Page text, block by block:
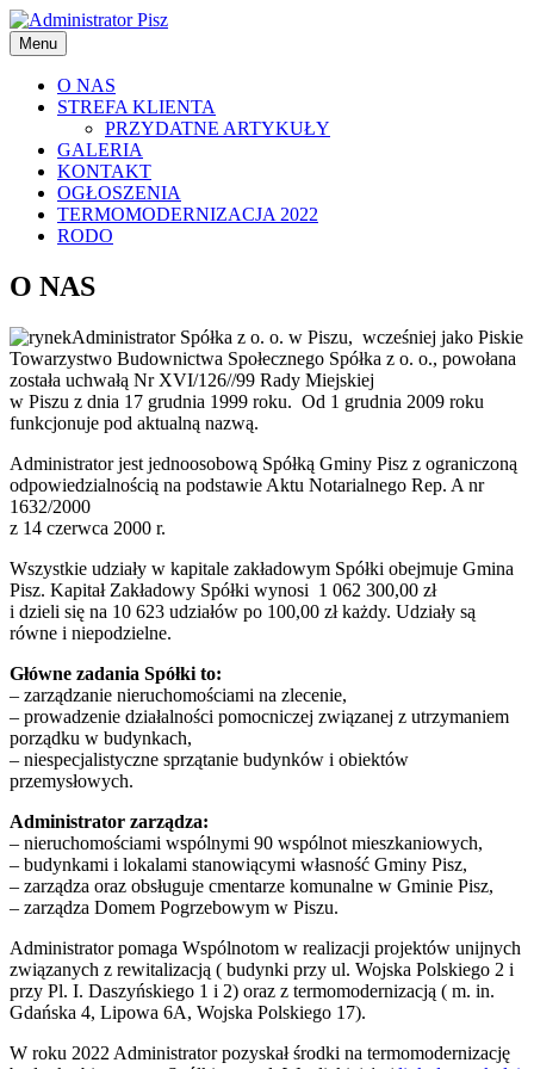
Przeskocz
do
treści
Administrator Pisz
Menu
Menu
główne
O NAS
STREFA KLIENTA
PRZYDATNE ARTYKUŁY
GALERIA
KONTAKT
OGŁOSZENIA
TERMOMODERNIZACJA 2022
RODO
O NAS
Administrator Spółka z o. o. w Piszu, wcześniej jako Piskie
Towarzystwo Budownictwa Społecznego Spółka z o. o., powołana
została uchwałą Nr XVI/126//99 Rady Miejskiej
w Piszu z dnia 17 grudnia 1999 roku. Od 1 grudnia 2009 roku
funkcjonuje pod aktualną nazwą.
Administrator jest jednoosobową Spółką Gminy Pisz z ograniczoną
odpowiedzialnością na podstawie Aktu Notarialnego Rep. A nr
1632/2000
z 14 czerwca 2000 r.
Wszystkie udziały w kapitale zakładowym Spółki obejmuje Gmina
Pisz. Kapitał Zakładowy Spółki wynosi 1 062 300,00 zł
i dzieli się na 10 623 udziałów po 100,00 zł każdy. Udziały są
równe i niepodzielne.
Główne zadania Spółki to:
– zarządzanie nieruchomościami na zlecenie,
– prowadzenie działalności pomocniczej związanej z utrzymaniem
porządku w budynkach,
– niespecjalistyczne sprzątanie budynków i obiektów
przemysłowych.
Administrator zarządza:
– nieruchomościami wspólnymi 90 wspólnot mieszkaniowych,
– budynkami i lokalami stanowiącymi własność Gminy Pisz,
– zarządza oraz obsługuje cmentarze komunalne w Gminie Pisz,
– zarządza Domem Pogrzebowym w Piszu.
Administrator pomaga Wspólnotom w realizacji projektów unijnych
związanych z rewitalizacją ( budynki przy ul. Wojska Polskiego 2 i
przy Pl. I. Daszyńskiego 1 i 2) oraz z termomodernizacją ( m. in.
Gdańska 4, Lipowa 6A, Wojska Polskiego 17).
W roku 2022 Administrator pozyskał środki na termomodernizację